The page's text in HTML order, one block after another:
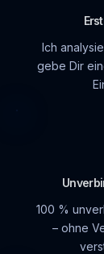
Ich
gebe Dir
100 %
– ohne